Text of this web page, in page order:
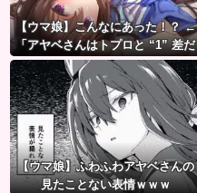
【ウマ娘】こんなにあった！？ ←
「アヤベさんはトプロと “1” 差だ
ぞ」
【ウマ娘】ふわふわアヤベさんの
見たことない表情ｗｗｗ